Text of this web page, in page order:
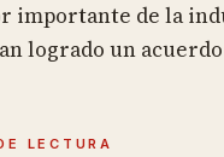
importante de la
logrado un
LECTURA